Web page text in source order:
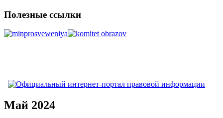
Полезные ссылки
Май 2024